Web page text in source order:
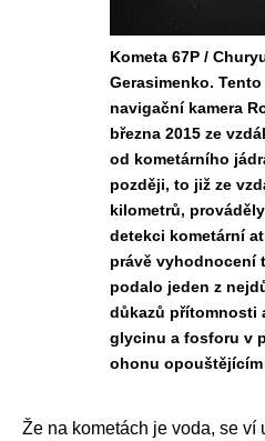
Kometa 67P /
Gerasimenko.
navigační kamera
března 2015 ze
od kometárního
později, to již ze
kilometrů,
detekci kometární
právě vyhodnocení
podalo jeden z
důkazů přítomnosti
glycinu a fosforu v
ohonu opouštějícím
Že na kometách je voda, se ví